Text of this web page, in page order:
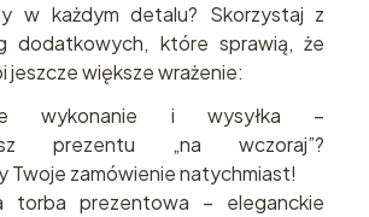
w każdym detalu? Skorzystaj z
dodatkowych, które sprawią, że
jeszcze większe wrażenie:
wykonanie i wysyłka –
prezentu „na wczoraj”?
Twoje zamówienie natychmiast!
torba prezentowa – eleganckie